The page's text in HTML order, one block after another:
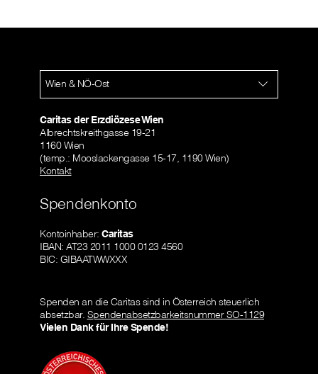
Wien & NÖ-Ost
Caritas der Erzdiözese Wien
Albrechtskreithgasse 19-21
1160 Wien
(temp.: Mooslackengasse 15-17, 1190 Wien)
Kontakt
Spendenkonto
Kontoinhaber: Caritas
IBAN: AT23 2011 1000 0123 4560
BIC: GIBAATWWXXX
Spenden an die Caritas sind in Österreich steuerlich
absetzbar. Spendenabsetzbarkeitsnummer SO-1129
Vielen Dank für Ihre Spende!